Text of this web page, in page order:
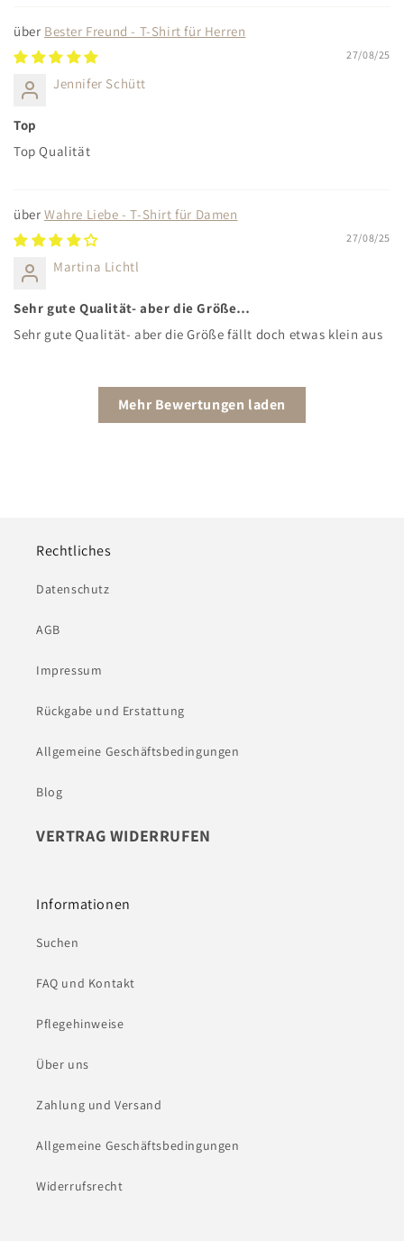
Bester Freund - T-Shirt für Herren
27/08/25
Jennifer Schütt
Top
Top Qualität
Wahre Liebe - T-Shirt für Damen
27/08/25
Martina Lichtl
Sehr gute Qualität- aber die Größe…
Sehr gute Qualität- aber die Größe fällt doch etwas klein aus
Mehr Bewertungen laden
Rechtliches
Datenschutz
AGB
Impressum
Rückgabe und Erstattung
Allgemeine Geschäftsbedingungen
Blog
VERTRAG WIDERRUFEN
Informationen
Suchen
FAQ und Kontakt
Pflegehinweise
Über uns
Zahlung und Versand
Allgemeine Geschäftsbedingungen
Widerrufsrecht